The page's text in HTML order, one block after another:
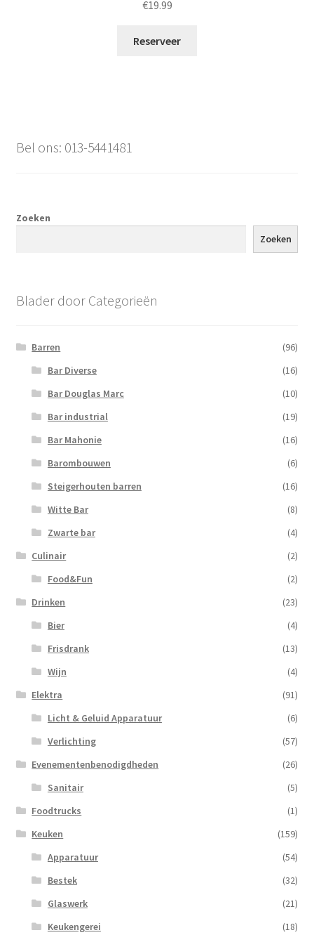
€19.99
Reserveer
Bel ons: 013-5441481
Zoeken
Zoeken
Blader door Categorieën
Barren
(96)
Bar Diverse
(16)
Bar Douglas Marc
(10)
Bar industrial
(19)
Bar Mahonie
(16)
Barombouwen
(6)
Steigerhouten barren
(16)
Witte Bar
(8)
Zwarte bar
(4)
Culinair
(2)
Food&Fun
(2)
Drinken
(23)
Bier
(4)
Frisdrank
(13)
Wijn
(4)
Elektra
(91)
Licht & Geluid Apparatuur
(6)
Verlichting
(57)
Evenementenbenodigdheden
(26)
Sanitair
(5)
Foodtrucks
(1)
Keuken
(159)
Apparatuur
(54)
Bestek
(32)
Glaswerk
(21)
Keukengerei
(18)